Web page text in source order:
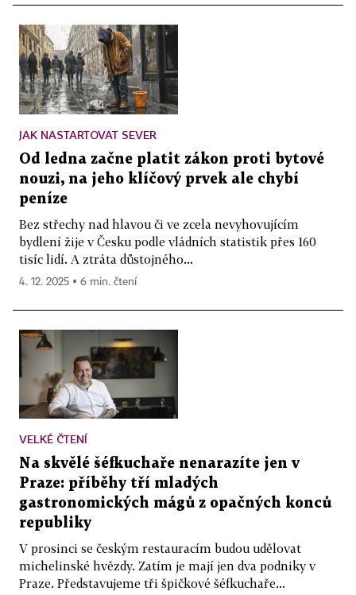
JAK NASTARTOVAT SEVER
Od ledna začne platit zákon proti bytové
nouzi, na jeho klíčový prvek ale chybí
peníze
Bez střechy nad hlavou či ve zcela nevyhovujícím
bydlení žije v Česku podle vládních statistik přes 160
tisíc lidí. A ztráta důstojného...
4. 12. 2025 ▪ 6 min. čtení
VELKÉ ČTENÍ
Na skvělé šéfkuchaře nenarazíte jen v
Praze: příběhy tří mladých
gastronomických mágů z opačných konců
republiky
V prosinci se českým restauracím budou udělovat
michelinské hvězdy. Zatím je mají jen dva podniky v
Praze. Představujeme tři špičkové šéfkuchaře...